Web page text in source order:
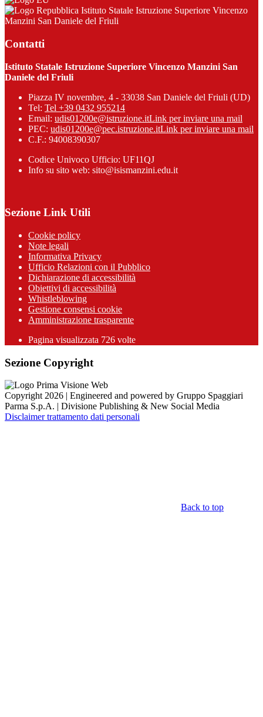
Istituto Statale Istruzione Superiore Vincenzo
Manzini San Daniele del Friuli
Contatti
Istituto Statale Istruzione Superiore Vincenzo Manzini San
Daniele del Friuli
Piazza IV novembre, 4 - 33038 San Daniele del Friuli (UD)
Tel: Tel +39 0432 955214
Email: udis01200e@istruzione.itLink per inviare una mail
PEC: udis01200e@pec.istruzione.itLink per inviare una mail
C.F.: 94008390307
Codice Univoco Ufficio: UF11QJ
Info su sito web: sito@isismanzini.edu.it
Sezione Link Utili
Cookie policy
Note legali
Informativa Privacy
Ufficio Relazioni con il Pubblico
Dichiarazione di accessibilità
Obiettivi di accessibilità
Whistleblowing
Gestione consensi cookie
Amministrazione trasparente
Pagina visualizzata 726 volte
Sezione Copyright
Copyright 2026 | Engineered and powered by Gruppo Spaggiari
Parma S.p.A. | Divisione Publishing & New Social Media
Disclaimer trattamento dati personali
Back to top